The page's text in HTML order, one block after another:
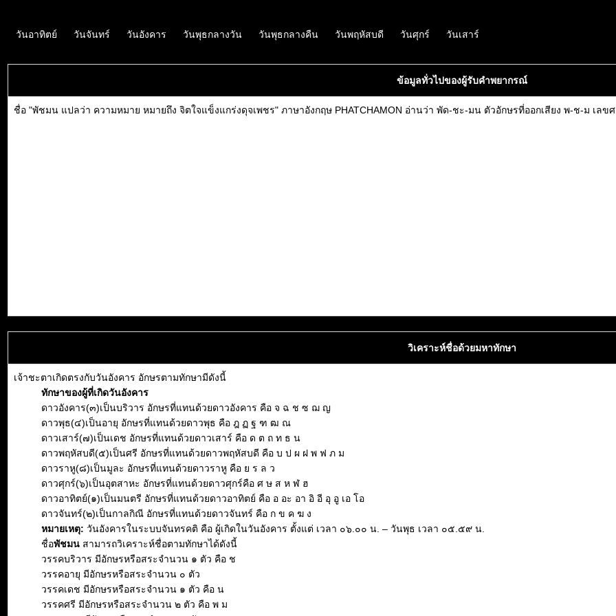
วันอาทิตย์ วันจันทร์ วันอังคาร วันพุธกลางวัน วันพุธกลางคืน วันพฤหัสบดี วันศุกร์ วันเสาร์
ข้อมูลทั่วไปของผู้รับคำพยากรณ์
ชื่อ "พัชมน แปลว่า ความหมาย หมายถึง จิตใจแข็งแกร่งดุจเพชร" ภาษาอังกฤษ PHATCHAMON อ่านว่า พัด-ชะ-มน ตัวอักษรที่ออกเสียง พ-ช-ม เล
วิเคราะห์ชื่อด้วยมหาทักษา
เจ้าชะตาเกิดตรงกับวันอังคาร อักษรตามทักษามีดังนี้
ทักษาของผู้ที่เกิดวันอังคาร
ดาวอังคาร(๓)เป็นบริวาร อักษรที่แทนด้วยดาวอังคาร คือ จ ฉ ช ซ ฌ ญ
ดาวพุธ(๔)เป็นอายุ อักษรที่แทนด้วยดาวพุธ คือ ฎ ฏ ฐ ฑ ฒ ณ
ดาวเสาร์(๗)เป็นเดช อักษรที่แทนด้วยดาวเสาร์ คือ ด ต ถ ท ธ น
ดาวพฤหัสบดี(๕)เป็นศรี อักษรที่แทนด้วยดาวพฤหัสบดี คือ บ ป ผ ฝ พ ฟ ภ ม
ดาวราหู(๘)เป็นมูละ อักษรที่แทนด้วยดาวราหู คือ ย ร ล ว
ดาวศุกร์(๖)เป็นอุตสาหะ อักษรที่แทนด้วยดาวศุกร์คือ ศ ษ ส ห ฬ ฮ
ดาวอาทิตย์(๑)เป็นมนตรี อักษรที่แทนด้วยดาวอาทิตย์ คือ อ อะ อา อิ อี อุ อู เอ โอ
ดาวจันทร์(๒)เป็นกาลกิณี อักษรที่แทนด้วยดาวจันทร์ คือ ก ข ค ฆ ง
หมายเหตุ: วันอังคารในระบบจันทรคติ คือ ผู้เกิดในวันอังคาร ตั้งแต่ เวลา ๐๖.๐๐ น. – วันพุธ เวลา ๐๕.๕๙ น.
ชื่อพัชมน สามารถวิเคราะห์ชื่อตามทักษาได้ดังนี้
วรรคบริวาร มีอักษรหรือสระจำนวน ๑ ตัว คือ ช
วรรคอายุ มีอักษรหรือสระจำนวน ๐ ตัว
วรรคเดช มีอักษรหรือสระจำนวน ๑ ตัว คือ น
วรรคศรี มีอักษรหรือสระจำนวน ๒ ตัว คือ พ ม